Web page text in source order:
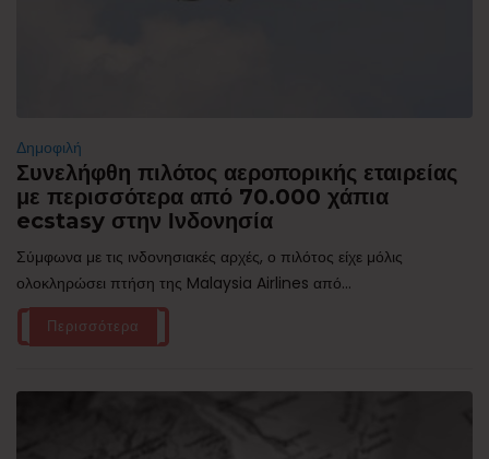
Δημοφιλή
Συνελήφθη πιλότος αεροπορικής εταιρείας
με περισσότερα από 70.000 χάπια
ecstasy στην Ινδονησία
Σύμφωνα με τις ινδονησιακές αρχές, ο πιλότος είχε μόλις
ολοκληρώσει πτήση της Malaysia Airlines από...
Περισσότερα